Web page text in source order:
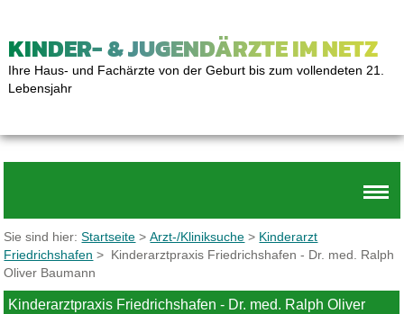
KINDER- & JUGENDÄRZTE IM NETZ
Ihre Haus- und Fachärzte von der Geburt bis zum vollendeten 21.
Lebensjahr
Sie sind hier:Startseite >Arzt-/Kliniksuche > Kinderarzt
Friedrichshafen > Kinderarztpraxis Friedrichshafen - Dr. med. Ralph
Oliver Baumann
Kinderarztpraxis Friedrichshafen - Dr. med. Ralph Oliver